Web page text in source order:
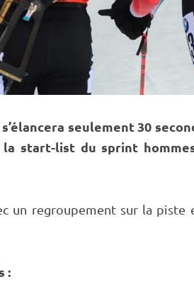
seulement 30
la start-list du sprint
un regroupement sur la piste
: